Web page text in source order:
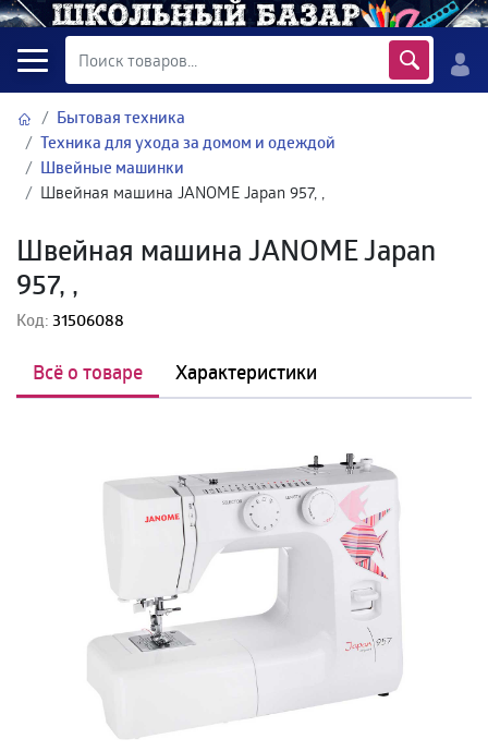
Бытовая техника
Техника для ухода за домом и одеждой
Швейные машинки
Швейная машина JANOME Japan 957, ,
Швейная машина JANOME Japan
957, ,
Код:31506088
Всё о товаре Характеристики